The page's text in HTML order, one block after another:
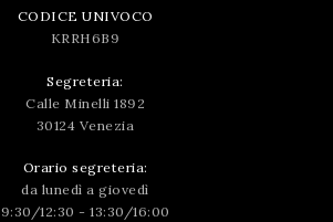
CODICE UNIVOCO
KRRH6B9
Segreteria:
Calle Minelli 1892
30124 Venezia
Orario segreteria:
da lunedì a giovedì
9:30/12:30 - 13:30/16:00